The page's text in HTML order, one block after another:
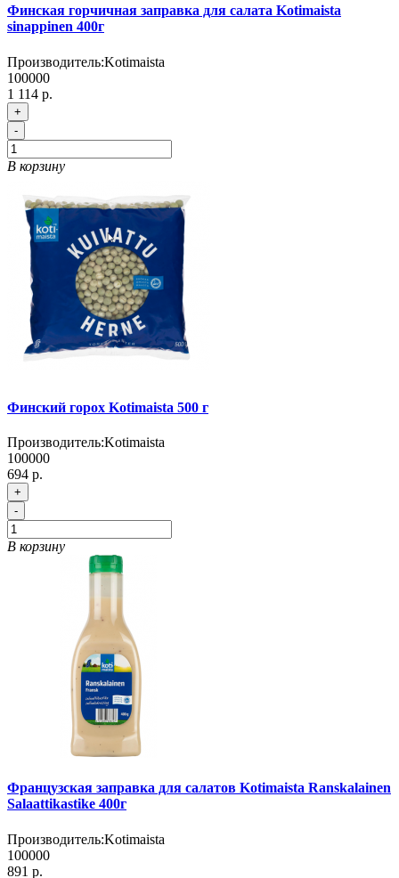
Финская горчичная заправка для салата Kotimaista
sinappinen 400г
Производитель:Kotimaista
100000
1 114 р.
+
-
В корзину
Финский горох Kotimaista 500 г
Производитель:Kotimaista
100000
694 р.
+
-
В корзину
Французская заправка для салатов Kotimaista Ranskalainen
Salaattikastike 400г
Производитель:Kotimaista
100000
891 р.